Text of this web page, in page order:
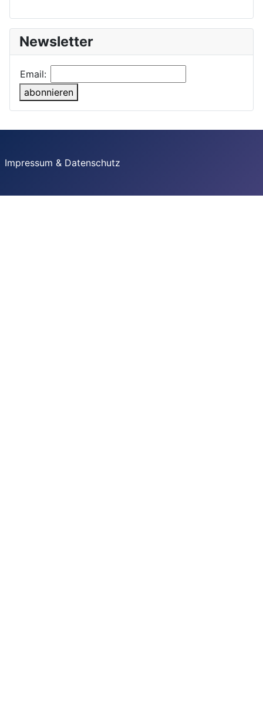
Newsletter
Email:
abonnieren
Impressum & Datenschutz